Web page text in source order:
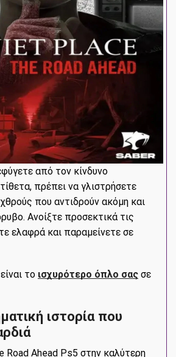
από τον κίνδυνο
πρέπει να γλιστρήσετε
που αντιδρούν ακόμη και
Ανοίξτε προσεκτικά τις
ελαφρά και παραμείνετε σε
το ισχυρότερο όπλο σας σε
ιστορία που